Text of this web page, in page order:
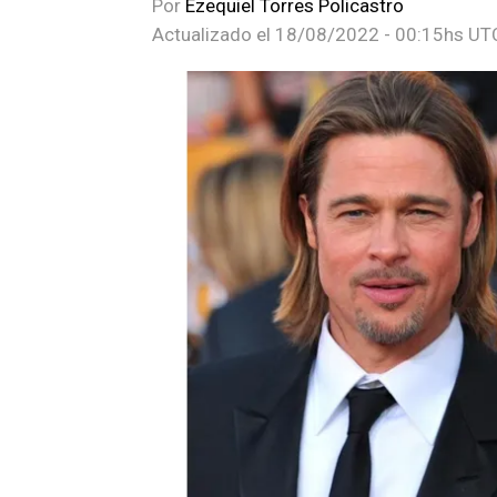
Por Ezequiel Torres Policastro
Actualizado el 18/08/2022 - 00:15hs